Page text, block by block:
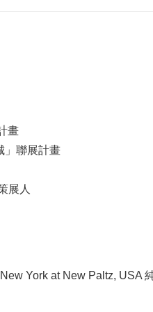
畫
」聯展計畫
展人
York at New Paltz, USA